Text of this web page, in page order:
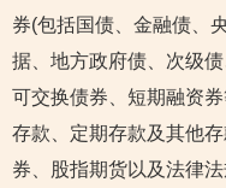
券(包括国债、金融债、
据、地方政府债、次级
可交换债券、短期融资
存款、定期存款及其他
券、股指期货以及法律